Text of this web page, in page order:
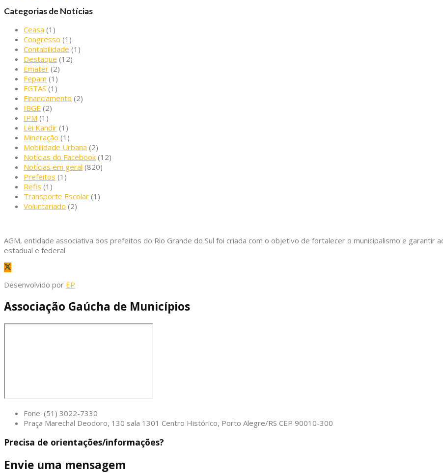
Categorias de Notícias
Ceasa (1)
Congresso (1)
Contabilidade (1)
Destaque (12)
Emater (2)
Fepam (1)
FGTAS (1)
Financiamento (2)
IBGE (2)
IPM (1)
Lei Kandir (1)
Mineração (1)
Mobilidade Urbana (2)
Notícias do Facebook (12)
Notícias em geral (820)
Prefeitos (1)
Refis (1)
Transporte Escolar (1)
Voluntariado (2)
AGM, entidade associativa dos prefeitos do Rio Grande do Sul foi criada com o objetivo de fortalecer o municipalismo e garantir
estadual e federal
Desenvolvido por EP
Associação Gaúcha de Municípios
Fone: (51) 3022-7330
Praça Marechal Deodoro, 130 sala 1301 Centro Histórico, Porto Alegre/RS CEP 90010-300
Precisa de orientações/informações?
Envie uma mensagem